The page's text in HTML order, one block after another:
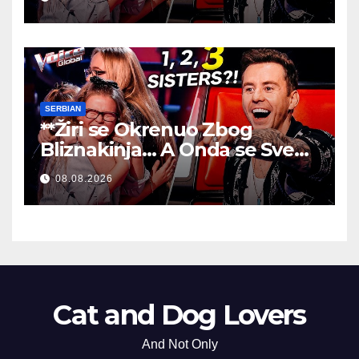
SERBIAN
**Žiri se Okrenuo Zbog
Bliznakinja… A Onda se Sve
Promenilo!
**
08.08.2026
Cat and Dog Lovers
And Not Only